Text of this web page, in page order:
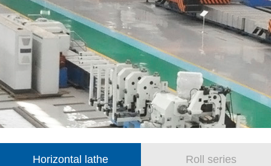
Horizontal lathe Roll series